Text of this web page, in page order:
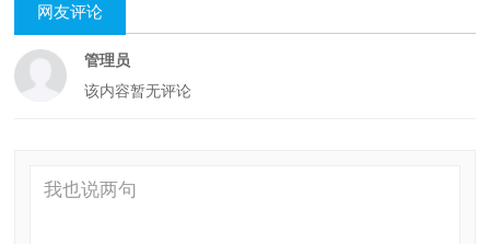
网友评论
管理员
该内容暂无评论